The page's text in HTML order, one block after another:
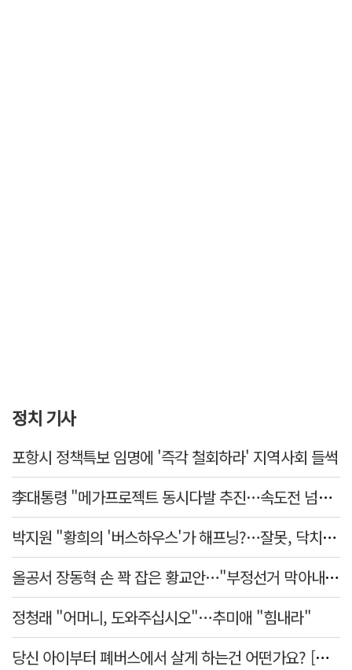
정치 기사
포항시 정책특보 임명에 '즉각 철회하라' 지역사회 들썩
李대통령 "메가프로젝트 동시다발 추진…속도전 넘어 전격전"
박지원 "황희의 '버스하우스'가 해프닝?…잘못, 닥치고 사과해야"
올공서 장동혁 손 꽉 잡은 황교안…"부정선거 막아내기 함께 하자"
정청래 "어머니, 도와주십시오"…추미애 "힘내라"
당신 아이부터 폐버스에서 살게 하는건 어떤가요? [가스인라이팅]